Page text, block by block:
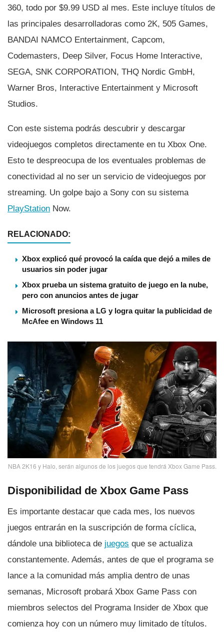
360, todo por $9.99 USD al mes. Este incluye tí­tulos de
las principales desarrolladoras como 2K, 505 Games,
BANDAI NAMCO Entertainment, Capcom,
Codemasters, Deep Silver, Focus Home Interactive,
SEGA, SNK CORPORATION, THQ Nordic GmbH,
Warner Bros, Interactive Entertainment y Microsoft
Studios.
Con este sistema podrás descubrir y descargar
videojuegos completos directamente en tu Xbox One.
Esto te despreocupa de los eventuales problemas de
conectividad al no ser un servicio de videojuegos por
streaming. Un golpe bajo a Sony con su sistema
PlayStation Now.
RELACIONADO:
Xbox explicó qué provocó la caída que dejó a miles de
usuarios sin poder jugar
Xbox prueba un sistema gratuito de juego en la nube,
pero con anuncios antes de jugar
Microsoft presiona a LG y logra quitar la publicidad de
McAfee en Windows 11
NBA 2K16 y Halo, serán algunos de los juegos que tendrá Xbox Game Pass.
Disponibilidad de Xbox Game Pass
Es importante destacar que cada mes, los nuevos
juegos entrarán en la suscripción de forma cí­clica,
dándole una biblioteca de juegos que se actualiza
constantemente. Además, antes de que el programa se
lance a la comunidad más amplia dentro de unas
semanas, Microsoft probará Xbox Game Pass con
miembros selectos del Programa Insider de Xbox que
comienza hoy con un número muy limitado de tí­tulos.